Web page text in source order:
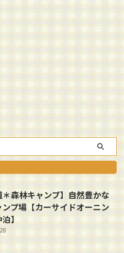
＊森林キャンプ】自然豊かな
プ場【カーサイドオーニン
泊】